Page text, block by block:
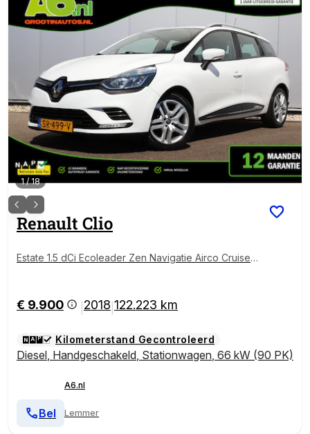
1/18
Renault Clio
Estate 1.5 dCi Ecoleader Zen Navigatie Airco Cruise B
€ 9.900 2018 122.223 km
Kilometerstand Gecontroleerd
Diesel, Handgeschakeld, Stationwagen, 66 kW (90 PK)
A6.nl
Lemmer
Bel